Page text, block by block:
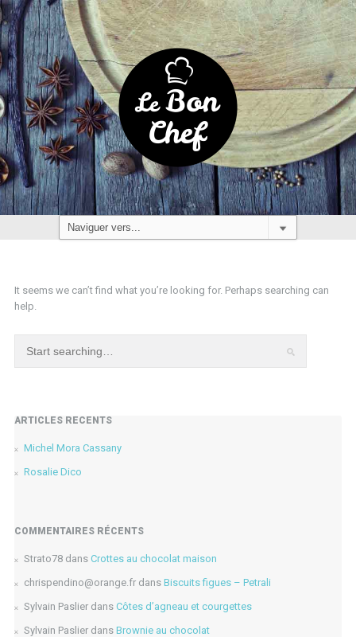
It seems we can’t find what you’re looking for. Perhaps searching can
help.
ARTICLES RÉCENTS
Michel Mora Cassany
Rosalie Dico
COMMENTAIRES RÉCENTS
Strato78dans Crottes au chocolat maison
chrispendino@orange.frdans Biscuits figues – Petrali
Sylvain Paslierdans Côtes d’agneau et courgettes
Sylvain Paslierdans Brownie au chocolat